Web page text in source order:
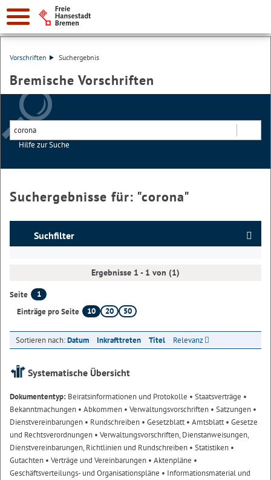
Vorschriften Suchergebnis
Bremische Vorschriften
Hilfe zur Suche
Suchergebnisse für: "corona"
Suchfilter
Ergebnisse 1 - 1 von (1)
Seite
1
Einträge pro Seite
10 20 50
Sortieren nach:Datum Inkrafttreten Titel Relevanz
Systematische Übersicht
Dokumententyp: Beiratsinformationen und Protokolle • Staatsverträge •
Bekanntmachungen • Abkommen • Verwaltungsvorschriften • Satzungen •
Dienstvereinbarungen • Rundschreiben • Gesetzblatt• Amtsblatt• Gesetze
und Rechtsverordnungen • Verwaltungsvorschriften, Dienstanweisungen,
Dienstvereinbarungen, Richtlinien und Rundschreiben • Statistiken •
Gutachten • Verträge und Vereinbarungen • Aktenpläne •
Geschäftsverteilungs- und Organisationspläne • Informationsmaterial und